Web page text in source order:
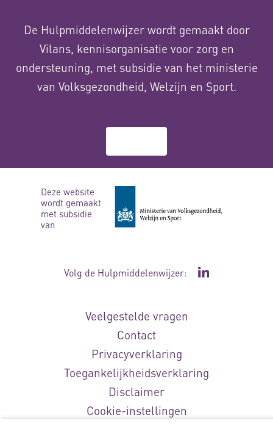
De Hulpmiddelenwijzer wordt gemaakt door
Vilans, kennisorganisatie voor zorg en
ondersteuning, met subsidie van het ministerie
van Volksgezondheid, Welzijn en Sport.
Deze website
wordt gemaakt
met subsidie
van
Volg de Hulpmiddelenwijzer: Ga naar de
Veelgestelde vragen
Contact
Privacyverklaring
Toegankelijkheidsverklaring
Disclaimer
Cookie-instellingen